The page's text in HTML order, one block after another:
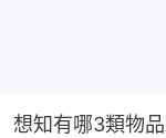
想知有哪3類物